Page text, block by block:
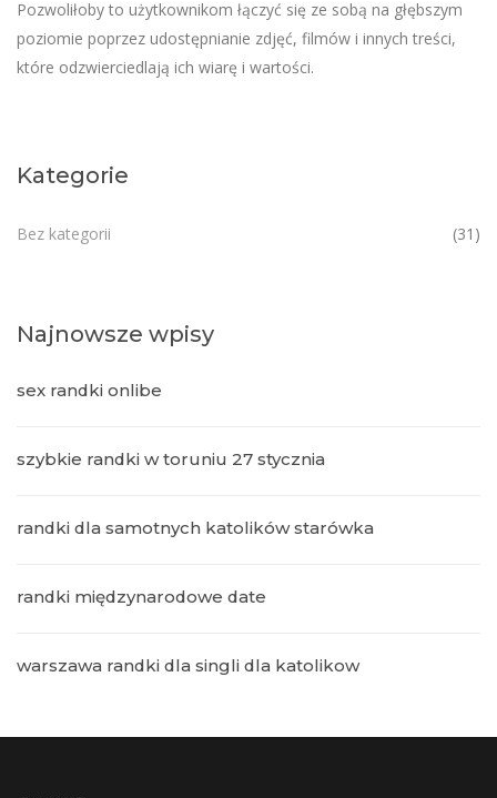
Pozwoliłoby to użytkownikom łączyć się ze sobą na głębszym
poziomie poprzez udostępnianie zdjęć, filmów i innych treści,
które odzwierciedlają ich wiarę i wartości.
Kategorie
Bez kategorii (31)
Najnowsze wpisy
sex randki onlibe
szybkie randki w toruniu 27 stycznia
randki dla samotnych katolików starówka
randki międzynarodowe date
warszawa randki dla singli dla katolikow